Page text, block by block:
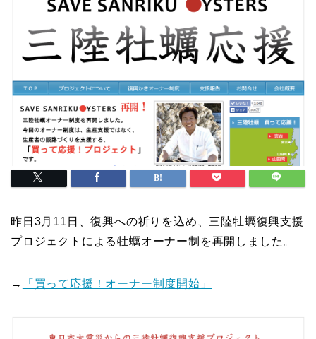
昨日3月11日、復興への祈りを込め、三陸牡蠣復興支援
プロジェクトによる牡蠣オーナー制を再開しました。
→ 「買って応援！オーナー制度開始」